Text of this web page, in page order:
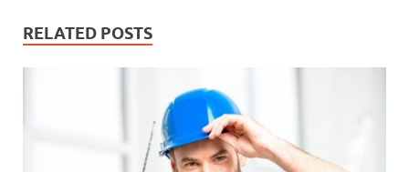
RELATED POSTS